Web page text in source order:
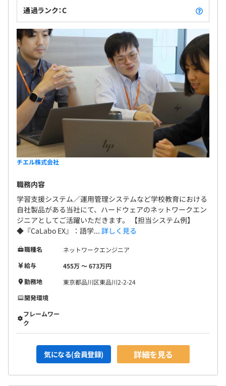
日々の授業にチエルの製品を安心・安全に使っていただけ
るように、電話でのサポートもおこなっています。製品の
技術情報がいつでも見られる「テクニカルサイト」も公
開。導入後の困った！を解決します。また、全国の営業拠
点とチエルのパートナー企業が先生方をサポートします。
業務に必要なスペックのPCを支給しております。
例：corei7／メモリ16GiB／SSD512GiB
半期ごとの目標設定、振り返りによる評価をおこなってい
ます。
部下＝上司の1対1の評価に加え、全社管理職による客観
性のある最終評価をすることが特徴です。
開発エンジニア7名で構成されています。
内訳：自社製品5.5名、受託製品1.5名
無期雇用
6カ月（待遇の変更はありません）
通過ランク：C
チエル株式会社
職務内容
学習支援システム／運用管理システムなど学校教育における
自社製品がある当社にて、ハードウェアのネットワークエン
ジニアとしてご活躍いただきます。 【担当システム例】
◆『CaLabo EX』：語学... 詳しく見る
職種名
ネットワークエンジニア
給与
455万 〜 673万円
勤務地
東京都品川区東品川2-2-24
開発環境
フレームワー
ク
気になる(会員登録) 詳細を見る